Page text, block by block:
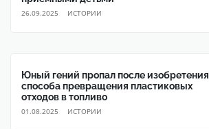
26.09.2025 ИСТОРИИ
Юный гений пропал после изобретения
способа превращения пластиковых
отходов в топливо
01.08.2025 ИСТОРИИ